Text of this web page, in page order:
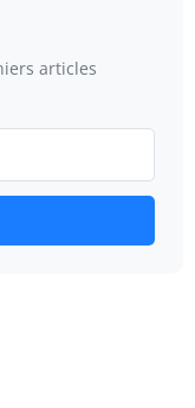
articles